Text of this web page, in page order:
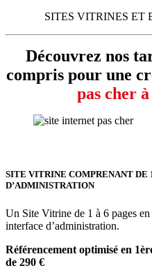
SITES VITRINES ET
Découvrez nos
compris pour une
pas cher
SITE VITRINE COMPRENANT DE
D’ADMINISTRATION
Un Site Vitrine de 1 à 6 pages
interface d’administration.
Référencement optimisé en
de 290 €